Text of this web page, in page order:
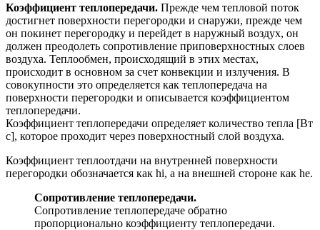
Коэффициент теплопередачи. Прежде чем тепловой поток
достигнет поверхности перегородки и снаружи, прежде чем
он покинет перегородку и перейдет в наружный воздух, он
должен преодолеть сопротивление приповерхностных слоев
воздуха. Теплообмен, происходящий в этих местах,
происходит в основном за счет конвекции и излучения. В
совокупности это определяется как теплопередача на
поверхности перегородки и описывается коэффициентом
теплопередачи.
Коэффициент теплопередачи определяет количество тепла [Вт
с], которое проходит через поверхностный слой воздуха.
Коэффициент теплоотдачи на внутренней поверхности
перегородки обозначается как hi, а на внешней стороне как he.
Сопротивление теплопередачи.
Сопротивление теплопередаче обратно
пропорционально коэффициенту теплопередачи.